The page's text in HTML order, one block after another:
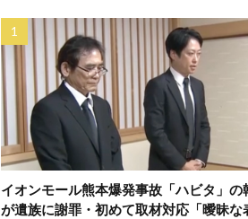
イオンモール熊本爆発事故「ハビタ」の
が遺族に謝罪・初めて取材対応「曖昧な